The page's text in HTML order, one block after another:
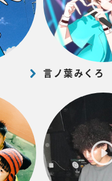
言ノ葉みくろ